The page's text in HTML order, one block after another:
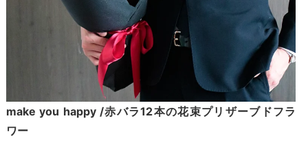
make you happy /赤バラ12本の花束プリザーブドフラ
ワー